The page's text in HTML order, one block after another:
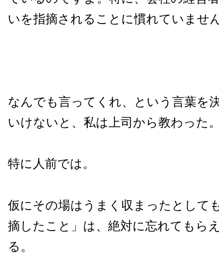
いを指摘されることに慣れていませ
なんでも言ってくれ、という言葉を
いけないと、私は上司から教わった
特に人前では。
仮にその場はうまく収まったとして
摘したこと」は、絶対に忘れてもら
る。